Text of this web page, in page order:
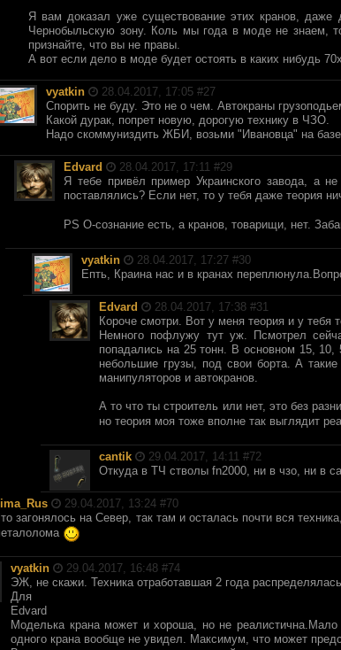
Я вам доказал уже существование этих кранов,
Чернобыльскую зону. Коль мы года в моде не знаем,
признайте, что вы не правы.
А вот если дело в моде будет остоять в каких нибудь
vyatkin 28.04.2017, 17:05 #27
Спорить не буду. Это не о чем. Автокраны
Какой дурак, попрет новую, дорогую технику в ЧЗО.
Надо скоммуниздить ЖБИ, возьми "Ивановца" на
Edvard 28.04.2017, 17:11 #29
Я тебе привёл пример Украинского завода, а
поставлялись? Если нет, то у тебя даже теория
PS О-сознание есть, а кранов, товарищи, нет.
vyatkin 28.04.2017, 17:27 #30
Епть, Краина нас и в кранах
Edvard 28.04.2017, 17:38 #31
Короче смотри. Вот у меня теория и у тебя
Немного пофлужу тут уж. Псмотрел
попадались на 25 тонн. В основном 15,
небольшие грузы, под свои борта. А
манипуляторов и автокранов.
А то что ты строитель или нет, это без
но теория моя тоже вполне так выглядит
cantik 29.04.2017, 14:11 #72
Откуда в ТЧ стволы fn2000, ни в чзо, ни в
29.04.2017, 13:24 #70
загонялось на Север, так там и осталась почти вся
vyatkin 29.04.2017, 16:48 #74
ЭЖ, не скажи. Техника отработавшая 2 года
Для
Edvard
Моделька крана может и хороша, но не
одного крана вообще не увидел. Максимум, что может